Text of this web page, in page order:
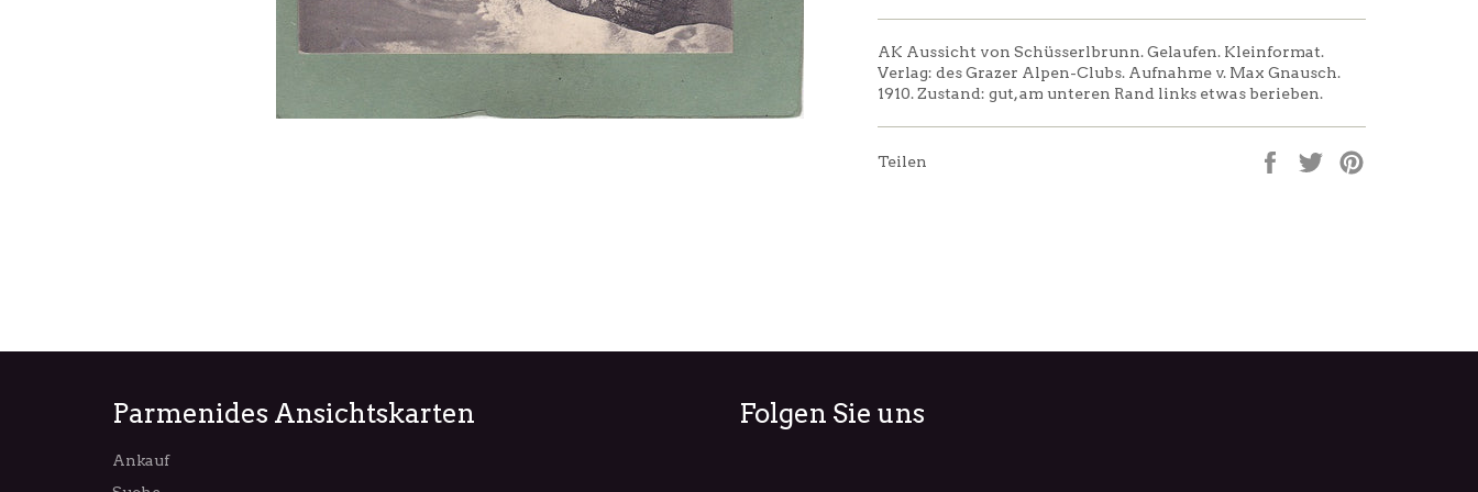
AK Aussicht von Schüsserlbrunn. Gelaufen. Kleinformat.
Verlag: des Grazer Alpen-Clubs. Aufnahme v. Max Gnausch.
1910. Zustand: gut, am unteren Rand links etwas berieben.
Teilen
Auf
Facebook
Auf
Twitter
Parmenides Ansichtskarten
Ankauf
Folgen Sie uns